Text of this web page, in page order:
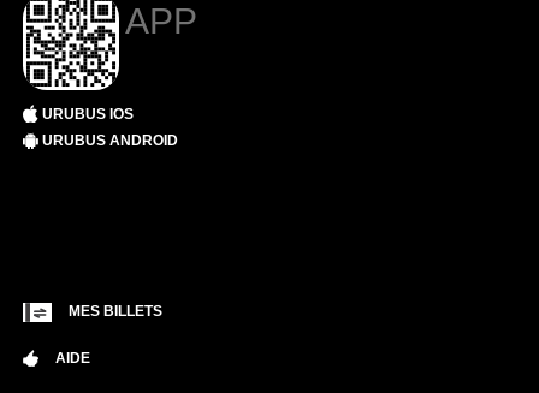
APP
URUBUS IOS
URUBUS ANDROID
MES BILLETS
AIDE